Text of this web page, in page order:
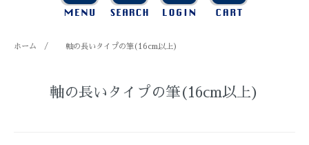
ホーム / 軸の長いタイプの筆(16cm以上)
軸の長いタイプの筆(16cm以上)